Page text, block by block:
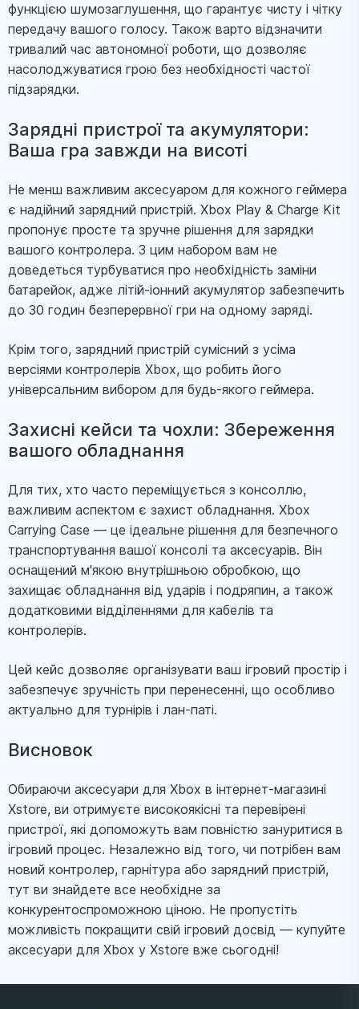
функцією шумозаглушення, що гарантує чисту і чітку
передачу вашого голосу. Також варто відзначити
тривалий час автономної роботи, що дозволяє
насолоджуватися грою без необхідності частої
підзарядки.
Зарядні пристрої та акумулятори:
Ваша гра завжди на висоті
Не менш важливим аксесуаром для кожного геймера
є надійний зарядний пристрій. Xbox Play & Charge Kit
пропонує просте та зручне рішення для зарядки
вашого контролера. З цим набором вам не
доведеться турбуватися про необхідність заміни
батарейок, адже літій-іонний акумулятор забезпечить
до 30 годин безперервної гри на одному заряді.
Крім того, зарядний пристрій сумісний з усіма
версіями контролерів Xbox, що робить його
універсальним вибором для будь-якого геймера.
Захисні кейси та чохли: Збереження
вашого обладнання
Для тих, хто часто переміщується з консоллю,
важливим аспектом є захист обладнання. Xbox
Carrying Case — це ідеальне рішення для безпечного
транспортування вашої консолі та аксесуарів. Він
оснащений м'якою внутрішньою обробкою, що
захищає обладнання від ударів і подряпин, а також
додатковими відділеннями для кабелів та
контролерів.
Цей кейс дозволяє організувати ваш ігровий простір і
забезпечує зручність при перенесенні, що особливо
актуально для турнірів і лан-паті.
Висновок
Обираючи аксесуари для Xbox в інтернет-магазині
Xstore, ви отримуєте високоякісні та перевірені
пристрої, які допоможуть вам повністю зануритися в
ігровий процес. Незалежно від того, чи потрібен вам
новий контролер, гарнітура або зарядний пристрій,
тут ви знайдете все необхідне за
конкурентоспроможною ціною. Не пропустіть
можливість покращити свій ігровий досвід — купуйте
аксесуари для Xbox у Xstore вже сьогодні!